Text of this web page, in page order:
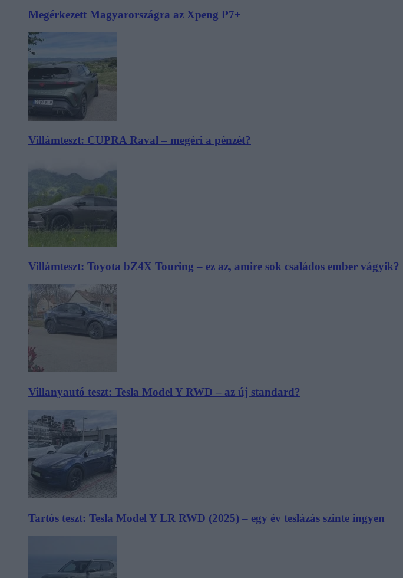
Megérkezett Magyarországra az Xpeng P7+
Villámteszt: CUPRA Raval – megéri a pénzét?
Villámteszt: Toyota bZ4X Touring – ez az, amire sok családos ember vágyik?
Villanyautó teszt: Tesla Model Y RWD – az új standard?
Tartós teszt: Tesla Model Y LR RWD (2025) – egy év teslázás szinte ingyen